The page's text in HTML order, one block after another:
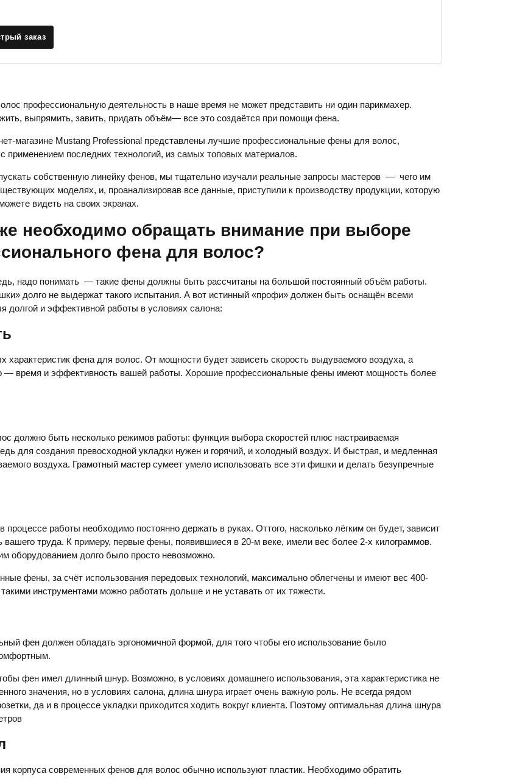
заказ
профессиональную деятельность в наше время не может представить ни один парикмахер.
выпрямить, завить, придать объём— все это создаётся при помощи фена.
магазине Mustang Professional представлены лучшие профессиональные фены для волос,
применением последних технологий, из самых топовых материалов.
собственную линейку фенов, мы тщательно изучали реальные запросы мастеров — чего им
моделях, и, проанализировав все данные, приступили к производству продукции, которую
видеть на своих экранах.
необходимо обращать внимание при выборе
фена для волос?
надо понимать — такие фены должны быть рассчитаны на большой постоянный объём работы.
долго не выдержат такого испытания. А вот истинный «профи» должен быть оснащён всеми
долгой и эффективной работы в условиях салона:
характеристик фена для волос. От мощности будет зависеть скорость выдуваемого воздуха, а
— время и эффективность вашей работы. Хорошие профессиональные фены имеют мощность более
должно быть несколько режимов работы: функция выбора скоростей плюс настраиваемая
для создания превосходной укладки нужен и горячий, и холодный воздух. И быстрая, и медленная
воздуха. Грамотный мастер сумеет умело использовать все эти фишки и делать безупречные
процессе работы необходимо постоянно держать в руках. Оттого, насколько лёгким он будет, зависит
вашего труда. К примеру, первые фены, появившиеся в 20-м веке, имели вес более 2-х килограммов.
оборудованием долго было просто невозможно.
фены, за счёт использования передовых технологий, максимально облегчены и имеют вес 400-
инструментами можно работать дольше и не уставать от их тяжести.
фен должен обладать эргономичной формой, для того чтобы его использование было
фен имел длинный шнур. Возможно, в условиях домашнего использования, эта характеристика не
значения, но в условиях салона, длина шнура играет очень важную роль. Не всегда рядом
да и в процессе укладки приходится ходить вокруг клиента. Поэтому оптимальная длина шнура
корпуса современных фенов для волос обычно используют пластик. Необходимо обратить